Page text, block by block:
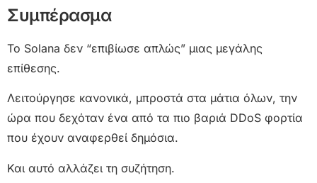
Συμπέρασμα
Το Solana δεν “επιβίωσε απλώς” μιας μεγάλης
επίθεσης.
Λειτούργησε κανονικά, μπροστά στα μάτια όλων, την
ώρα που δεχόταν ένα από τα πιο βαριά DDoS φορτία
που έχουν αναφερθεί δημόσια.
Και αυτό αλλάζει τη συζήτηση.